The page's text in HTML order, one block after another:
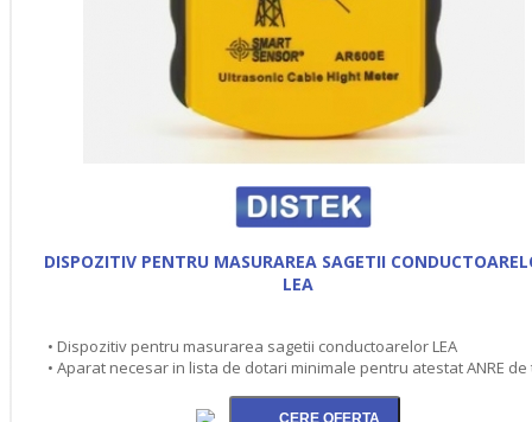
DISPOZITIV PENTRU MASURAREA SAGETII
LEA
• Dispozitiv pentru masurarea sagetii conductoarelor LEA
• Aparat necesar in lista de dotari minimale pentru atestat ANRE de